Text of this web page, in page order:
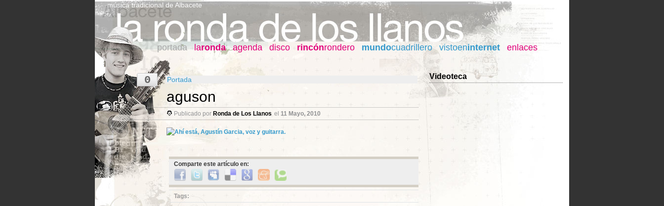
música tradicional de Albacete
portada laronda agenda disco rincónrondero mundocuadrillero vistoeninternet enlaces
0 Portada
aguson
Publicado por Ronda de Los Llanos el 11 Mayo, 2010
Comparte este artículo en:
Tags:
Videoteca